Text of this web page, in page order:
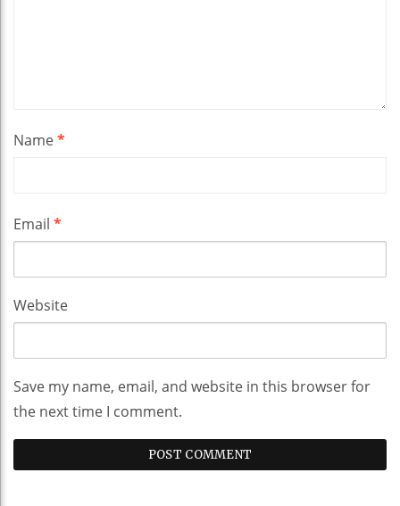
Name*
Email *
Website
Save my name, email, and website in this browser for
the next time I comment.